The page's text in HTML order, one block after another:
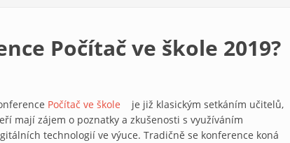
Počítač ve škole 2019?
Počítač ve škole (link is external)
je již klasickým setkáním učitelů,
mají zájem o poznatky a zkušenosti s využíváním
technologií ve výuce. Tradičně se konference koná